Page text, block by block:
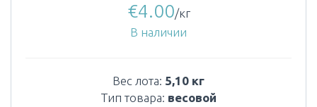
€4.00/кг
В наличии
Вес лота: 5,10 кг
Тип товара: весовой